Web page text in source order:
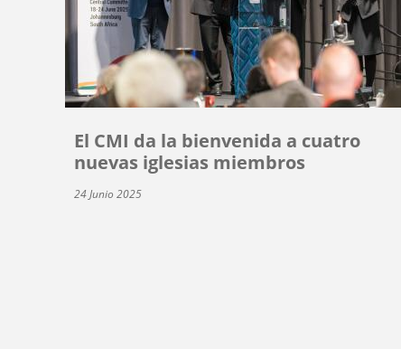
El CMI da la bienvenida a cuatro
nuevas iglesias miembros
24 Junio 2025